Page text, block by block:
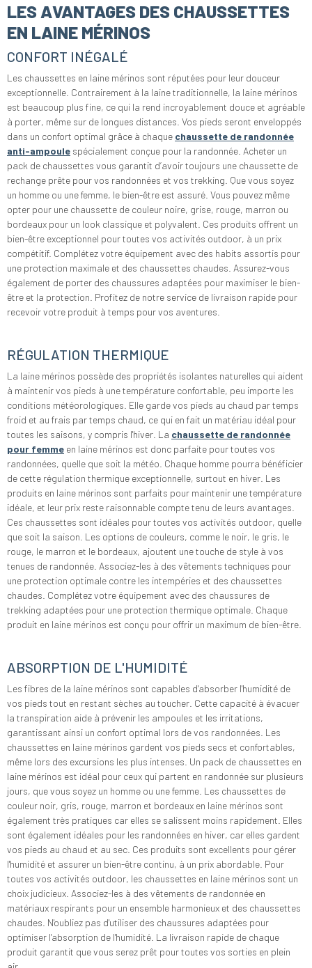
LES AVANTAGES DES CHAUSSETTES
EN LAINE MÉRINOS
CONFORT INÉGALÉ
Les chaussettes en laine mérinos sont réputées pour leur douceur
exceptionnelle. Contrairement à la laine traditionnelle, la laine mérinos
est beaucoup plus fine, ce qui la rend incroyablement douce et agréable
à porter, même sur de longues distances. Vos pieds seront enveloppés
dans un confort optimal grâce à chaque chaussette de randonnée
anti-ampoule spécialement conçue pour la randonnée. Acheter un
pack de chaussettes vous garantit d’avoir toujours une chaussette de
rechange prête pour vos randonnées et vos trekking. Que vous soyez
un homme ou une femme, le bien-être est assuré. Vous pouvez même
opter pour une chaussette de couleur noire, grise, rouge, marron ou
bordeaux pour un look classique et polyvalent. Ces produits offrent un
bien-être exceptionnel pour toutes vos activités outdoor, à un prix
compétitif. Complétez votre équipement avec des habits assortis pour
une protection maximale et des chaussettes chaudes. Assurez-vous
également de porter des chaussures adaptées pour maximiser le bien-
être et la protection. Profitez de notre service de livraison rapide pour
recevoir votre produit à temps pour vos aventures.
RÉGULATION THERMIQUE
La laine mérinos possède des propriétés isolantes naturelles qui aident
à maintenir vos pieds à une température confortable, peu importe les
conditions météorologiques. Elle garde vos pieds au chaud par temps
froid et au frais par temps chaud, ce qui en fait un matériau idéal pour
toutes les saisons, y compris l'hiver. La chaussette de randonnée
pour femme en laine mérinos est donc parfaite pour toutes vos
randonnées, quelle que soit la météo. Chaque homme pourra bénéficier
de cette régulation thermique exceptionnelle, surtout en hiver. Les
produits en laine mérinos sont parfaits pour maintenir une température
idéale, et leur prix reste raisonnable compte tenu de leurs avantages.
Ces chaussettes sont idéales pour toutes vos activités outdoor, quelle
que soit la saison. Les options de couleurs, comme le noir, le gris, le
rouge, le marron et le bordeaux, ajoutent une touche de style à vos
tenues de randonnée. Associez-les à des vêtements techniques pour
une protection optimale contre les intempéries et des chaussettes
chaudes. Complétez votre équipement avec des chaussures de
trekking adaptées pour une protection thermique optimale. Chaque
produit en laine mérinos est conçu pour offrir un maximum de bien-être.
ABSORPTION DE L'HUMIDITÉ
Les fibres de la laine mérinos sont capables d'absorber l'humidité de
vos pieds tout en restant sèches au toucher. Cette capacité à évacuer
la transpiration aide à prévenir les ampoules et les irritations,
garantissant ainsi un confort optimal lors de vos randonnées. Les
chaussettes en laine mérinos gardent vos pieds secs et confortables,
même lors des excursions les plus intenses. Un pack de chaussettes en
laine mérinos est idéal pour ceux qui partent en randonnée sur plusieurs
jours, que vous soyez un homme ou une femme. Les chaussettes de
couleur noir, gris, rouge, marron et bordeaux en laine mérinos sont
également très pratiques car elles se salissent moins rapidement. Elles
sont également idéales pour les randonnées en hiver, car elles gardent
vos pieds au chaud et au sec. Ces produits sont excellents pour gérer
l'humidité et assurer un bien-être continu, à un prix abordable. Pour
toutes vos activités outdoor, les chaussettes en laine mérinos sont un
choix judicieux. Associez-les à des vêtements de randonnée en
matériaux respirants pour un ensemble harmonieux et des chaussettes
chaudes. N'oubliez pas d'utiliser des chaussures adaptées pour
optimiser l'absorption de l'humidité. La livraison rapide de chaque
produit garantit que vous serez prêt pour toutes vos sorties en plein